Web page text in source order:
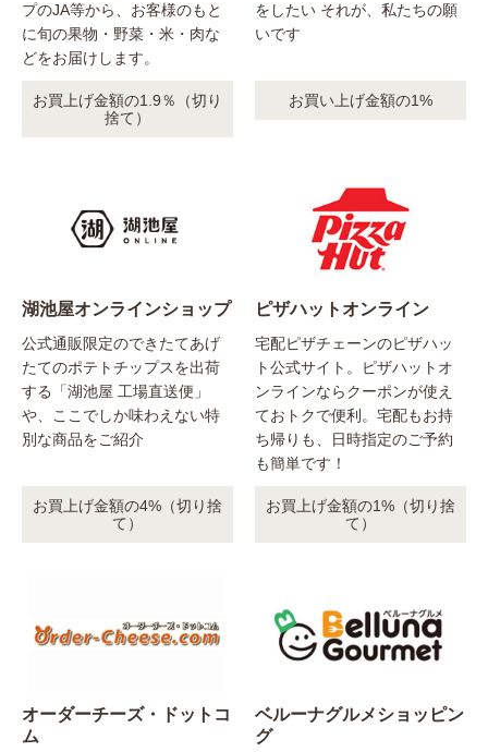
プのJA等から、お客様のもと
に旬の果物・野菜・米・肉な
どをお届けします。
お買上げ金額の1.9％（切り
捨て）
をしたい それが、私たちの願
いです
お買い上げ金額の1%
湖池屋オンラインショップ
公式通販限定のできたてあげ
たてのポテトチップスを出荷
する「湖池屋 工場直送便」
や、ここでしか味わえない特
別な商品をご紹介
お買上げ金額の4%（切り捨
て）
ピザハットオンライン
宅配ピザチェーンのピザハッ
ト公式サイト。ピザハットオ
ンラインならクーポンが使え
ておトクで便利。宅配もお持
ち帰りも、日時指定のご予約
も簡単です！
お買上げ金額の1%（切り捨
て）
オーダーチーズ・ドットコ
ム
ベルーナグルメショッピン
グ